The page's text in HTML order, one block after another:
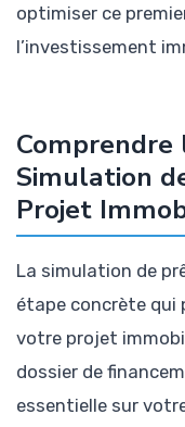
optimiser ce
l’investissement
Comprendre
Simulation
Projet
La simulation de
étape concrète qui
votre projet
dossier de
essentielle sur